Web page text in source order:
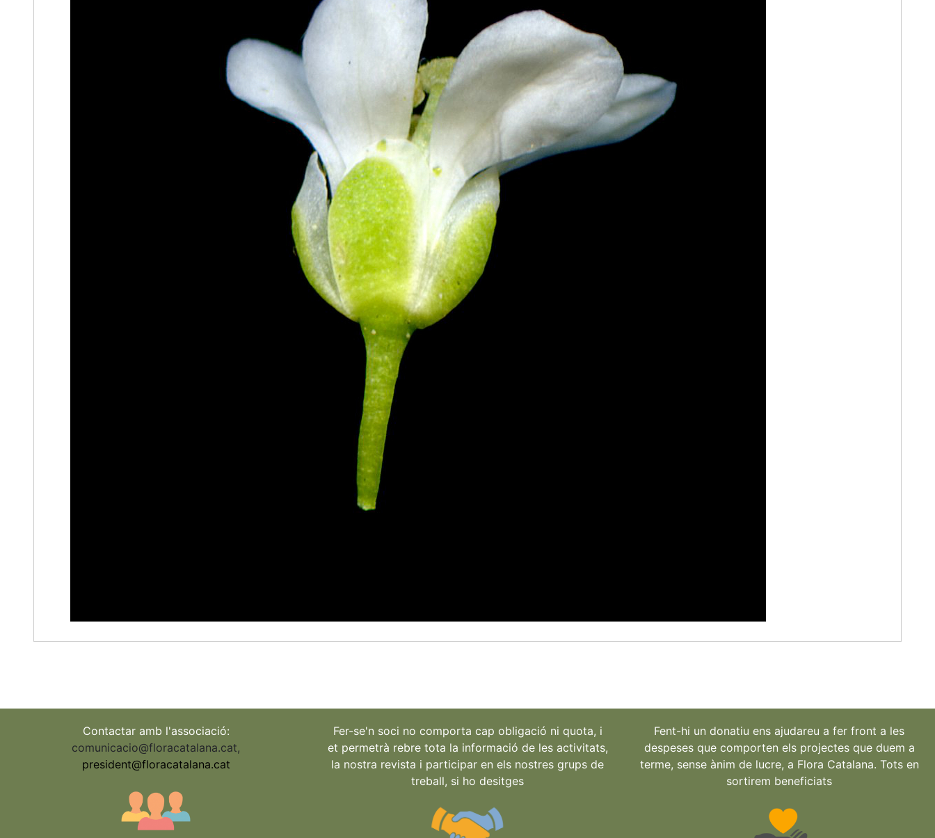
Contactar amb l'associació:
comunicacio@floracatalana.cat,
president@floracatalana.cat
Fer-se'n soci no comporta cap obligació ni quota, i
et permetrà rebre tota la informació de les activitats,
la nostra revista i participar en els nostres grups de
treball, si ho desitges
Fent-hi un donatiu ens ajudareu a fer front a les
despeses que comporten els projectes que duem a
terme, sense ànim de lucre, a Flora Catalana. Tots en
sortirem beneficiats